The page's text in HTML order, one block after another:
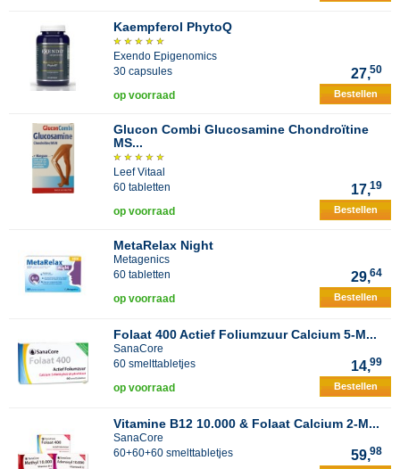
Kaempferol PhytoQ
Exendo Epigenomics
30 capsules
27,50
op voorraad Bestellen
Glucon Combi Glucosamine Chondroïtine
MS...
Leef Vitaal
60 tabletten
17,19
op voorraad Bestellen
MetaRelax Night
Metagenics
60 tabletten
29,64
op voorraad Bestellen
Folaat 400 Actief Foliumzuur Calcium 5-M...
SanaCore
60 smelttabletjes
14,99
op voorraad Bestellen
Vitamine B12 10.000 & Folaat Calcium 2-M...
SanaCore
60+60+60 smelttabletjes
59,98